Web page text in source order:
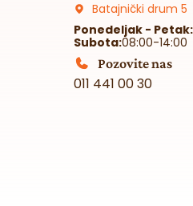
Batajnički drum 5
Ponedeljak - Petak:
Subota:08:00-14:00
Pozovite nas
011 441 00 30